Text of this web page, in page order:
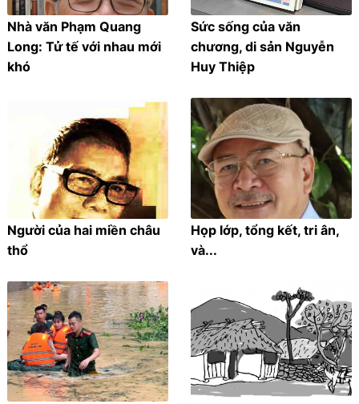
Nhà văn Phạm Quang
Long: Tử tế với nhau mới
khó
Sức sống của văn
chương, di sản Nguyễn
Huy Thiệp
Người của hai miền châu
thổ
Họp lớp, tổng kết, tri ân,
và...